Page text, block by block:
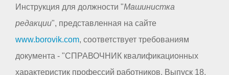
Инструкция для должности "Машинистка
редакции", представленная на сайте
www.borovik.com, соответствует требованиям
документа - "СПРАВОЧНИК квалификационных
характеристик профессий работников. Выпуск 18.